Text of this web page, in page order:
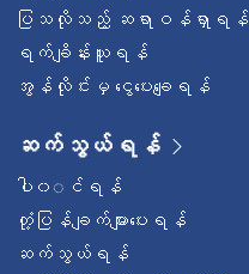
ပြသလိုသည့် ဆရာဝန်ရှာရန်
ရက်ချိန်းယူရန်
အွန်လိုင်းမှ ငွေပေးချေရန်
ဆက်သွယ်ရန်
ပါ၀◌င်ရန်
တုံ့ပြန်ချက်များပေးရန်
ဆက်သွယ်ရန်